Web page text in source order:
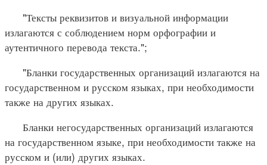
"Тексты реквизитов и визуальной информации
излагаются с соблюдением норм орфографии и
аутентичного перевода текста.";
"Бланки государственных организаций излагаются на
государственном и русском языках, при необходимости
также на других языках.
Бланки негосударственных организаций излагаются
на государственном языке, при необходимости также на
русском и (или) других языках.